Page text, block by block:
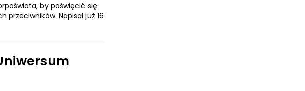
by poświęcić się
Napisał już 16